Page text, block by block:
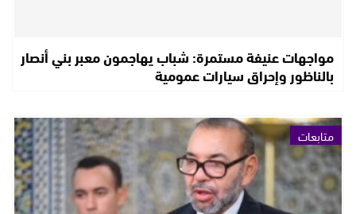
مواجهات عنيفة مستمرة: شباب يهاجمون معبر بني أنصار
بالناظور وإحراق سيارات عمومية
متابعات